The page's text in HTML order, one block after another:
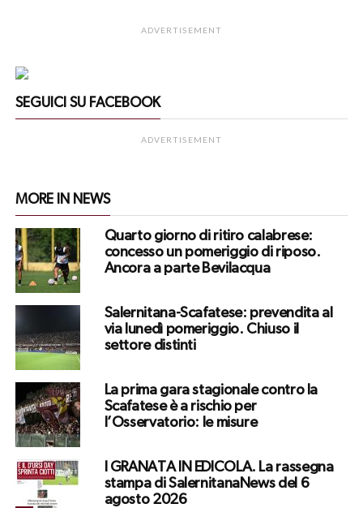
ADVERTISEMENT
SEGUICI SU FACEBOOK
ADVERTISEMENT
MORE IN NEWS
Quarto giorno di ritiro calabrese:
concesso un pomeriggio di riposo.
Ancora a parte Bevilacqua
Salernitana-Scafatese: prevendita al
via lunedì pomeriggio. Chiuso il
settore distinti
La prima gara stagionale contro la
Scafatese è a rischio per
l’Osservatorio: le misure
I GRANATA IN EDICOLA. La rassegna
stampa di SalernitanaNews del 6
agosto 2026